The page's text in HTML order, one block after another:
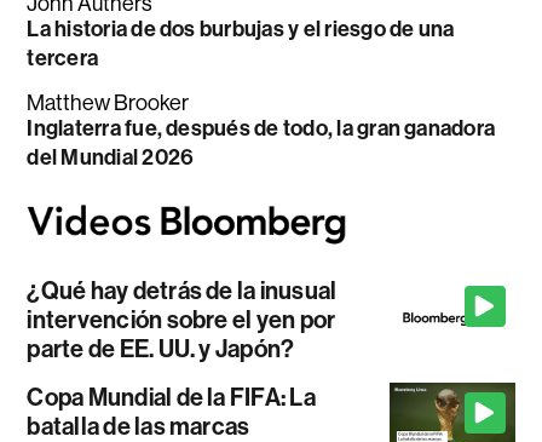
La historia de dos burbujas y el riesgo de una
tercera
Matthew Brooker
Inglaterra fue, después de todo, la gran ganadora
del Mundial 2026
¿Qué hay detrás de la inusual
intervención sobre el yen por
parte de EE. UU. y Japón?
Copa Mundial de la FIFA: La
batalla de las marcas